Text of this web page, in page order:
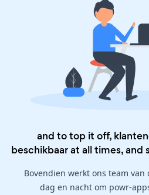
and to top it off,
beschikbaar at all times, and
Bovendien werkt ons team
dag en nacht om powr-